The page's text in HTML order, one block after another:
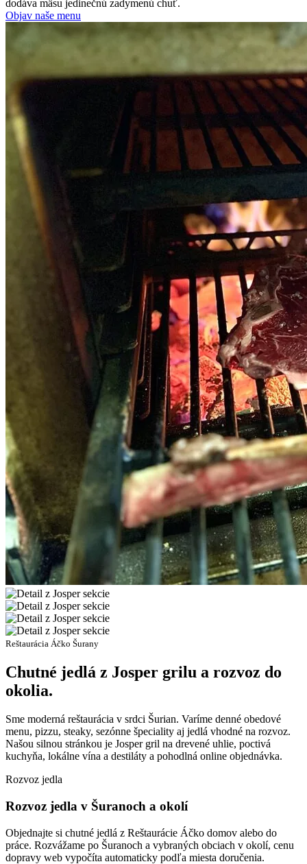
dodáva mäsu jedinečnú zadymenú chuť.
Objav naše menu
Reštaurácia Áčko Šurany
Chutné jedlá z Josper grilu a rozvoz do
okolia.
Sme moderná reštaurácia v srdci Šurian. Varíme denné obedové
menu, pizzu, steaky, sezónne špeciality aj jedlá vhodné na rozvoz.
Našou silnou stránkou je Josper gril na drevené uhlie, poctivá
kuchyňa, lokálne vína a destiláty a pohodlná online objednávka.
Rozvoz jedla
Rozvoz jedla v Šuranoch a okolí
Objednajte si chutné jedlá z Reštaurácie Áčko domov alebo do
práce. Rozvážame po Šuranoch a vybraných obciach v okolí, cenu
dopravy web vypočíta automaticky podľa miesta doručenia.